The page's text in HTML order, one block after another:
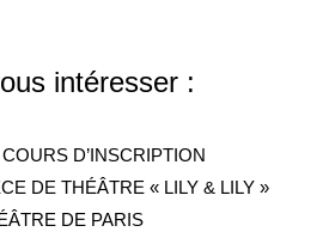
intéresser :
D’INSCRIPTION
DE THÉÂTRE « LILY & LILY »
DE PARIS